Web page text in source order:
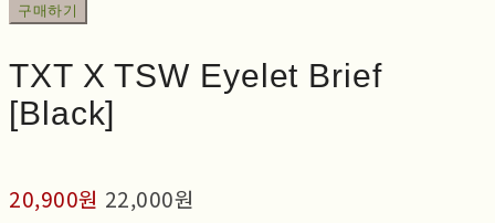
구매하기
TXT X TSW Eyelet Brief
[Black]
20,900원 22,000원